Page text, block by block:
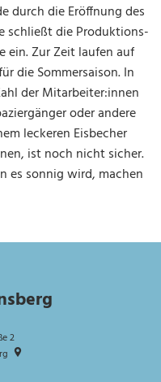
durch die Eröffnung des
schließt die Produktions-
ein. Zur Zeit laufen auf
die Sommersaison. In
der Mitarbeiter:innen
oder andere
leckeren Eisbecher
ist noch nicht sicher.
es sonnig wird, machen
2